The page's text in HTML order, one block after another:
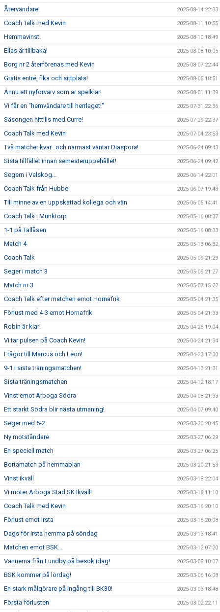
Återvändare! 2025-08-14 22:33
Coach Talk med Kevin 2025-08-11 10:55
Hemmavinst! 2025-08-10 18:49
Elias är tillbaka! 2025-08-08 10:05
Borg nr 2 återförenas med Kevin 2025-08-07 22:44
Gratis entré, fika och sittplats! 2025-08-05 18:51
Ännu ett nyförvärv som är spelklar! 2025-08-01 11:39
Vi får en "hemvändare till herrlaget!" 2025-07-31 22:36
Säsongen hittills med Curre! 2025-07-29 22:37
Coach Talk med Kevin 2025-07-04 23:53
Två matcher kvar...och närmast väntar Diaspora! 2025-06-24 09:43
Sista tillfället innan semesteruppehållet! 2025-06-24 09:42
Segern i Valskog... 2025-06-14 22:01
Coach Talk från Hubbe 2025-06-07 19:43
Till minne av en uppskattad kollega och vän 2025-06-05 14:41
Coach Talk i Munktorp 2025-05-16 08:37
1-1 på Tallåsen 2025-05-16 08:33
Match 4 2025-05-13 06:32
Coach Talk 2025-05-09 21:29
Seger i match 3 2025-05-09 21:27
Match nr 3 2025-05-07 15:22
Coach Talk efter matchen emot Hornafrik 2025-05-04 21:35
Förlust med 4-3 emot Hornafrik 2025-05-04 21:33
Robin är klar! 2025-04-26 19:04
Vi tar pulsen på Coach Kevin! 2025-04-24 21:34
Frågor till Marcus och Leon! 2025-04-23 17:30
9-1 i sista träningsmatchen! 2025-04-13 21:31
Sista träningsmatchen 2025-04-12 18:17
Vinst emot Arboga Södra 2025-04-08 21:33
Ett starkt Södra blir nästa utmaning! 2025-04-07 09:40
Seger med 5-2 2025-03-30 20:45
Ny motståndare 2025-03-27 06:29
En speciell match 2025-03-27 06:25
Bortamatch på hemmaplan 2025-03-20 21:53
Vinst ikväll 2025-03-18 22:04
Vi möter Arboga Stad SK Ikväll! 2025-03-18 11:10
Coach Talk med Kevin 2025-03-16 20:10
Förlust emot Irsta 2025-03-16 20:08
Dags för Irsta hemma på söndag 2025-03-13 18:41
Matchen emot BSK... 2025-03-12 07:20
Vännerna från Lundby på besök idag! 2025-03-08 10:07
BSK kommer på lördag! 2025-03-06 16:08
En stark målgörare på ingång till BK30! 2025-03-03 18:48
Första förlusten 2025-03-02 22:11